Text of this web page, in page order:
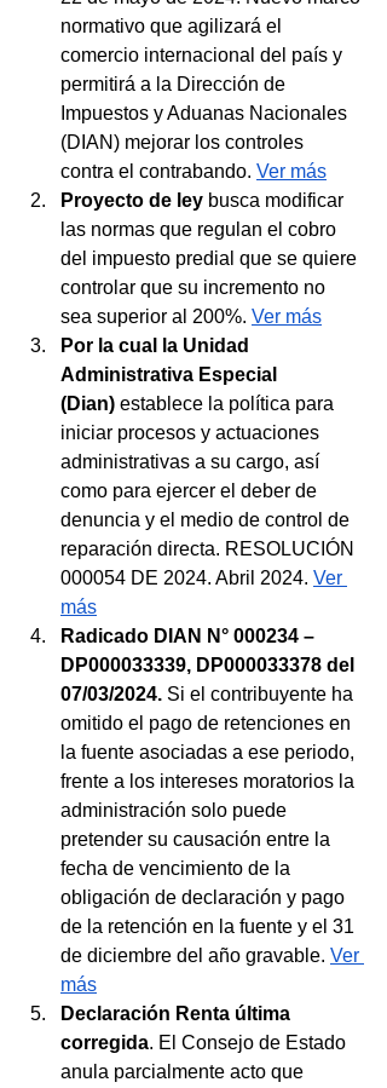
normativo que agilizará el
comercio internacional del país y
permitirá a la Dirección de
Impuestos y Aduanas Nacionales
(DIAN) mejorar los controles
contra el contrabando. Ver más
Proyecto de ley busca modificar
las normas que regulan el cobro
del impuesto predial que se quiere
controlar que su incremento no
sea superior al 200%. Ver más
Por la cual la Unidad
Administrativa Especial
(Dian) establece la política para
iniciar procesos y actuaciones
administrativas a su cargo, así
como para ejercer el deber de
denuncia y el medio de control de
reparación directa. RESOLUCIÓN
000054 DE 2024. Abril 2024. Ver
más
Radicado DIAN N° 000234 –
DP000033339, DP000033378 del
07/03/2024. Si el contribuyente ha
omitido el pago de retenciones en
la fuente asociadas a ese periodo,
frente a los intereses moratorios la
administración solo puede
pretender su causación entre la
fecha de vencimiento de la
obligación de declaración y pago
de la retención en la fuente y el 31
de diciembre del año gravable. Ver
más
Declaración Renta última
corregida. El Consejo de Estado
anula parcialmente acto que